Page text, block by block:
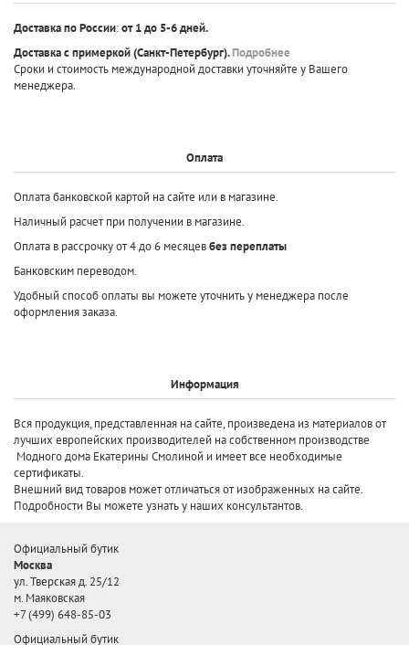
Доставка по России:от 1 до 5-6 дней.
Доставка с примеркой(Санкт-Петербург).Подробнее
Сроки и стоимость международной доставки уточняйте у Вашего
менеджера.
Оплата
Оплата банковской картой на сайте или в магазине.
Наличный расчет при получении в магазине.
Оплата в рассрочку от 4 до 6 месяцевбез переплаты
Банковским переводом.
Удобный способ оплаты вы можете уточнить у менеджера после
оформления заказа.
Информация
Вся продукция, представленная на сайте, произведена из материалов от
лучших европейских производителей на собственном производстве
Модного дома Екатерины Смолиной и имеет все необходимые
сертификаты.
Внешний вид товаров может отличаться от изображенных на сайте.
Подробности Вы можете узнать у наших консультантов.
Официальный бутик
Москва
ул. Тверская д. 25/12
м. Маяковская
+7 (499) 648-85-03
Официальный бутик